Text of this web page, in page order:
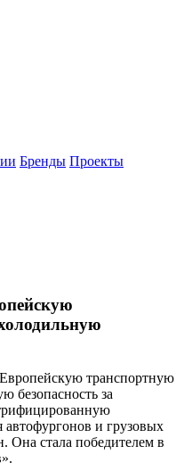
Бренды Проекты
транспортную
безопасность за
автофургонов и грузовых
Она стала победителем в